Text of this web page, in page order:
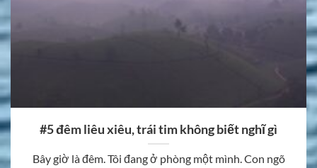
#5 đêm liêu xiêu, trái tim không biết nghĩ gì
Bây giờ là đêm. Tôi đang ở phòng một mình. Con ngõ